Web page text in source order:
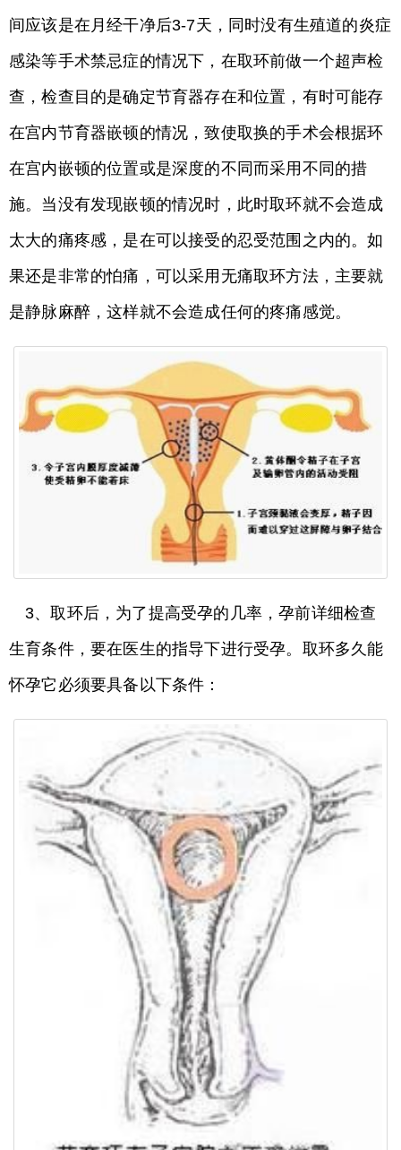
间应该是在月经干净后3-7天，同时没有生殖道的炎症
感染等手术禁忌症的情况下，在取环前做一个超声检
查，检查目的是确定节育器存在和位置，有时可能存
在宫内节育器嵌顿的情况，致使取换的手术会根据环
在宫内嵌顿的位置或是深度的不同而采用不同的措
施。当没有发现嵌顿的情况时，此时取环就不会造成
太大的痛疼感，是在可以接受的忍受范围之内的。如
果还是非常的怕痛，可以采用无痛取环方法，主要就
是静脉麻醉，这样就不会造成任何的疼痛感觉。
3、取环后，为了提高受孕的几率，孕前详细检查
生育条件，要在医生的指导下进行受孕。取环多久能
怀孕它必须要具备以下条件：